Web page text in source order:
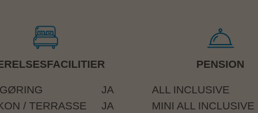
JA
/ TERRASSE
JA
PENSION
ALL INCLUSIVE
MINI ALL INCLUSIVE